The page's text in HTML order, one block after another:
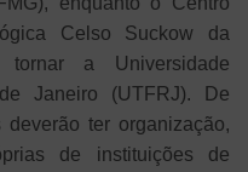
Celso Suckow da
a Universidade
Janeiro (UTFRJ). De
ter organização,
de instituições de